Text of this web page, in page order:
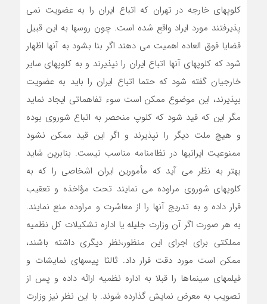
کلوپهای خارجه در تهران که اتباع ایران را به عضویت نمی
پذیرفتند مورد ایراد واقع شده است. چون روسها به این قبیل
قضایا فوق العاده اهمیت می دهند اگر بنا بشود به آنها اظهار
شود که کلوپهای آنها اتباع ایران را نپذیرند و به کلوپهای سایر
خارجیان گفته شود که حتما اتباع ایران را باید به عضویت
بپذیرند، این موضوع ممکن است سوء تفاهماتی ایجاد نماید
مگر این که قید شود که کلوپ منحصر به اتباع شوروی بوده
و هیچ ملت دیگر را نپذیرند و اگر این قید ممکن نشود
ممنوعیت ایرانیها در نظامنامه مناسب نیست. بنابرین شاید
بهتر به نظر می آید که مأمورین ایران اشخاصی را که به
کلوپهای شوروی مراوده می نمایند تحت مؤاخذه و تعقیب
قرار داده و به تدریج آنها را از معاشرت و مراوده منع نمایند.
به هر صورت اگر آن وزارت جلیله یا اداره تشکیلات کل نظمیه
مملکتی برای اجرای این منظور،نظر دیگری داشته باشند،
ممکن است مورد دقت قرار داد. ثالثا پیسهای نمایشات و
فیلمهای سینماها را قبلا به اداره نظمیه ارائه داده و پس از
تصویب به معرض نمایش گذارده شوند. با این نظر نیز وزارت